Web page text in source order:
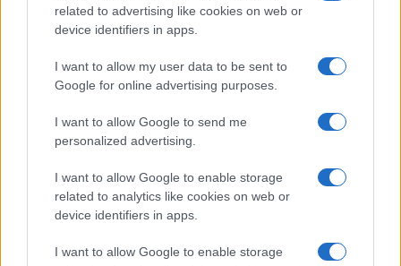
related to advertising like cookies on web or
device identifiers in apps.
I want to allow my user data to be sent to
Google for online advertising purposes.
I want to allow Google to send me
personalized advertising.
I want to allow Google to enable storage
related to analytics like cookies on web or
device identifiers in apps.
I want to allow Google to enable storage
A Huawei P30 sorozat nem kap HarmonyOS 4-et
A Huawei P30 és a Mate 20 sorozat frissül, ám sajnos csak
Kínában
LEGOLVASOTTABBAK
UI 9 frissítésből – itt a lista az érintett modellekről